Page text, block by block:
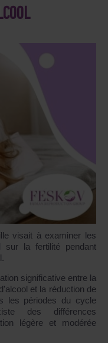
visait à examiner les
sur la fertilité pendant
significative entre la
et la réduction de
les périodes du cycle
des différences
légère et modérée